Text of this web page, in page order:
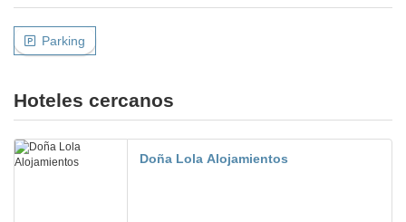
Parking
Hoteles cercanos
Doña Lola Alojamientos